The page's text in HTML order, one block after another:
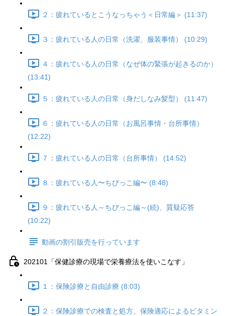
２：疲れているとこうなっちゃう＜日常編＞ (11:37)
３：疲れている人の日常（洗濯、服装事情） (10:29)
４：疲れている人の日常（なぜ体の緊張が起きるのか）
(13:41)
５：疲れている人の日常（身だしなみ髪型） (11:47)
６：疲れている人の日常（お風呂事情・台所事情）
(12:22)
７：疲れている人の日常（台所事情） (14:52)
８：疲れている人〜ちびっこ編〜 (8:48)
９：疲れている人～ちびっこ編～(続)、質疑応答
(10:22)
動画の割引販売を行っています
202101「保健診療の現場で栄養療法を使いこなす」
１：保険診療と自由診療 (8:03)
２：保険診療での検査と処方、保険適応によるビタミン